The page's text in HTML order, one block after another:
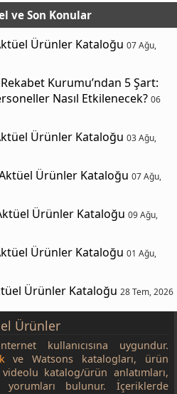
ve Son Konular
Ürünler Kataloğu 07 Ağu,
Kurumu’ndan 5 Şart:
Nasıl Etkilenecek? 06
Ürünler Kataloğu 03 Ağu,
Ürünler Kataloğu 07 Ağu,
Ürünler Kataloğu 09 Ağu,
Ürünler Kataloğu 01 Ağu,
Ürünler Kataloğu 28 Tem, 2026
Ürünler
kullanıcısına uygundur.
ve Watsons katalogları, ürün
katalog/ürün anlatımları,
bulunur. İçeriklerde